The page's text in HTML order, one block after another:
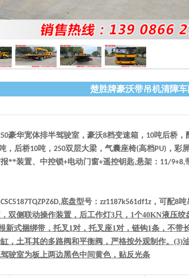
楚胜牌豪沃带吊机清障
豪华宽体排半驾驶室，豪沃8档变速箱， 10吨后桥，
吨，后桥10吨， 250双层大梁，气囊座椅(高档PU) ，彩
**装置、中控锁+电动门窗+遥控钥匙,悬架： 11/9+8,
CSC5187TQZPZ6D,底盘型号： zz1187k561df1z ，可配8吨
双侧联动操作装置，后工作灯3只，1个40KN液压绞
新式捆绑带，托叉 1对，托叉座1对，链钩1条， 不带
，土耳其的多路阀和平衡阀，严格按外观制作。 (3)
驶室为板上两边黑色中间黄色， 贴反光条